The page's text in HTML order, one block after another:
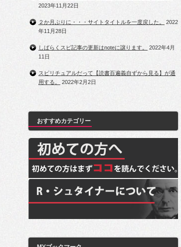
2023年11月22日
２か月ぶりに・・・サイトタイトルを一度戻した。
2022
年11月28日
しばらくスピ記事の更新はnoteに譲ります。
2022年4月
11日
スピリチュアルだって【読書百遍義自ずから見る】が通
用する。
2022年2月2日
おすすめカテゴリー